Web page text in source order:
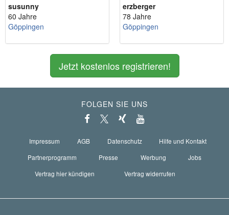
susunny
60 Jahre
Göppingen
erzberger
78 Jahre
Göppingen
Jetzt kostenlos registrieren!
FOLGEN SIE UNS
Impressum AGB Datenschutz
Hilfe und Kontakt
Partnerprogramm
Presse Werbung
Jobs
Vertrag hier kündigen
Vertrag widerrufen